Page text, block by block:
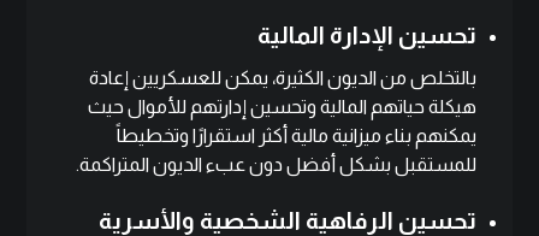
تحسين الإدارة المالية
بالتخلص من الديون الكثيرة، يمكن للعسكريين إعادة
هيكلة حياتهم المالية وتحسين إدارتهم للأموال حيث
يمكنهم بناء ميزانية مالية أكثر استقرارًا وتخطيطاً
للمستقبل بشكل أفضل دون عبء الديون المتراكمة.
تحسين الرفاهية الشخصية والأسرية